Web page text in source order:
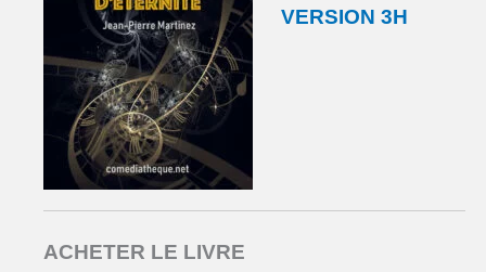
VERSION 3H
ACHETER LE LIVRE